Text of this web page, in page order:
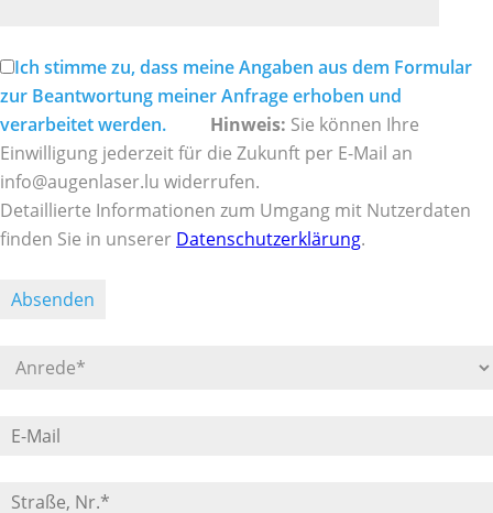
leer.
Ich stimme zu, dass meine Angaben aus dem Formular
zur Beantwortung meiner Anfrage erhoben und
verarbeitet werden.
Hinweis: Sie können Ihre
Einwilligung jederzeit für die Zukunft per E-Mail an
info@augenlaser.lu widerrufen.
Detaillierte Informationen zum Umgang mit Nutzerdaten
finden Sie in unserer Datenschutzerklärung.